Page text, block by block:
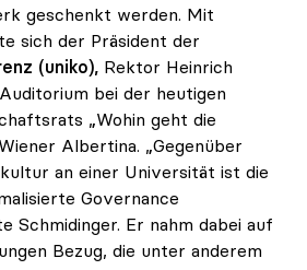
geschenkt werden. Mit
sich der Präsident der
(uniko), Rektor Heinrich
bei der heutigen
„Wohin geht die
Albertina. „Gegenüber
an einer Universität ist die
Governance
Schmidinger. Er nahm dabei auf
Bezug, die unter anderem